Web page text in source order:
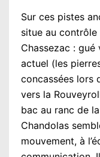
Sur ces pistes
situe au
Chassezac :
actuel (les
concassées lors
vers la
bac au ranc de
Chandolas
mouvement, à